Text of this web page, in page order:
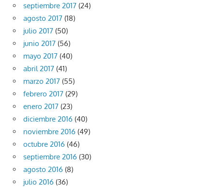
septiembre 2017 (24)
agosto 2017 (18)
julio 2017 (50)
junio 2017 (56)
mayo 2017 (40)
abril 2017 (41)
marzo 2017 (55)
febrero 2017 (29)
enero 2017 (23)
diciembre 2016 (40)
noviembre 2016 (49)
octubre 2016 (46)
septiembre 2016 (30)
agosto 2016 (8)
julio 2016 (36)